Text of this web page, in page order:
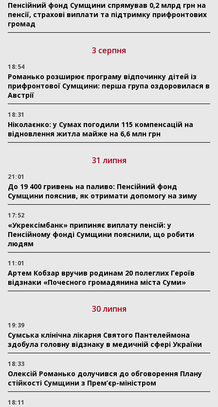
Пенсійний фонд Сумщини спрямував 0,2 млрд грн на
пенсії, страхові виплати та підтримку прифронтових
громад
3 серпня
18:54
Романько розширює програму відпочинку дітей із
прифронтової Сумщини: перша група оздоровилася в
Австрії
18:31
Ніколаєнко: у Сумах погодили 115 компенсацій на
відновлення житла майже на 6,6 млн грн
31 липня
21:01
До 19 400 гривень на паливо: Пенсійний фонд
Сумщини пояснив, як отримати допомогу на зиму
17:52
«Укрексімбанк» припиняє виплату пенсій: у
Пенсійному фонді Сумщини пояснили, що робити
людям
11:01
Артем Кобзар вручив родинам 20 полеглих Героїв
відзнаки «Почесного громадянина міста Суми»
30 липня
19:39
Сумська клінічна лікарня Святого Пантелеймона
здобула головну відзнаку в медичній сфері України
18:33
Олексій Романько долучився до обговорення Плану
стійкості Сумщини з Прем’єр-міністром
18:11